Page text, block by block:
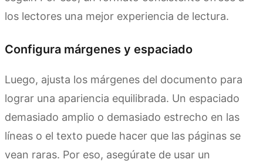
los lectores una mejor experiencia de lectura.
Configura márgenes y espaciado
Luego, ajusta los márgenes del documento para
lograr una apariencia equilibrada. Un espaciado
demasiado amplio o demasiado estrecho en las
líneas o el texto puede hacer que las páginas se
vean raras. Por eso, asegúrate de usar un